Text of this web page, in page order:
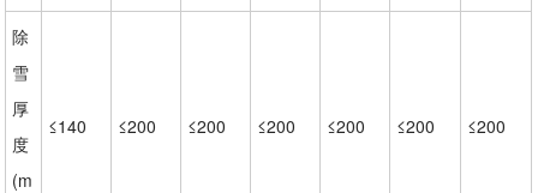
除
雪
厚
度
(m
≤140 ≤200 ≤200 ≤200 ≤200 ≤200 ≤200